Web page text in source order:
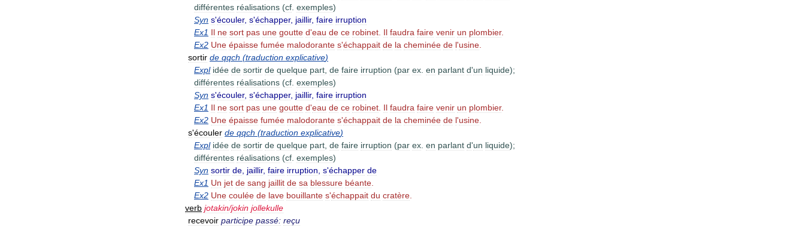
différentes réalisations (cf exemples)
Syn s'écouler, s'échapper, jaillir, faire irruption
Ex1 Il ne sort pas une goutte d'eau de ce robinet Il faudra faire venir un plombier.
Ex2 Une épaisse fumée malodorante s'échappait de la cheminée de l'usine
sortir de qqch (traduction explicative)
Expl idée de sortir de quelque part de faire irruption (par ex en parlant d'un liquide);
différentes réalisations (cf exemples)
Syn s'écouler, s'échapper, jaillir, faire irruption
Ex1 Il ne sort pas une goutte d'eau de ce robinet Il faudra faire venir un plombier.
Ex2 Une épaisse fumée malodorante s'échappait de la cheminée de l'usine
s'écouler de qqch (traduction explicative)
Expl idée de sortir de quelque part de faire irruption (par ex en parlant d'un liquide);
différentes réalisations (cf exemples)
Syn sortir de jaillir, faire irruption s'échapper de
Ex1 Un jet de sang jaillit de sa blessure béante
Ex2 Une coulée de lave bouillante s'échappait du cratère
verb jotakin/jokin jollekulle
recevoir participe passé: reçu